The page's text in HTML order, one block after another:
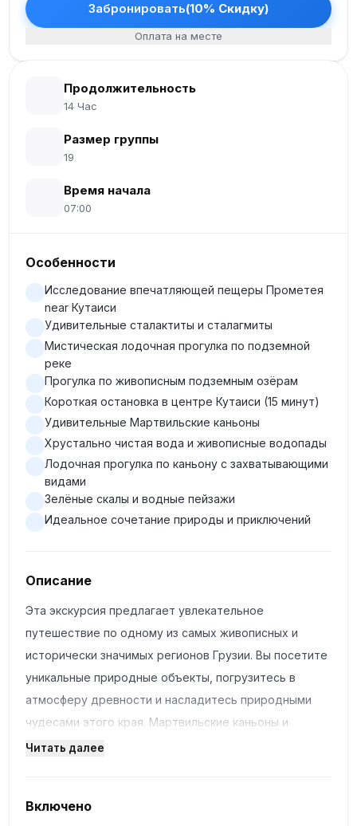
Забронировать(10% Cкидку)
Оплата на месте
Продолжительность
14 Час
Размер группы
19
Время начала
07:00
Особенности
Исследование впечатляющей пещеры Прометея
near Кутаиси
Удивительные сталактиты и сталагмиты
Мистическая лодочная прогулка по подземной
реке
Прогулка по живописным подземным озёрам
Короткая остановка в центре Кутаиси (15 минут)
Удивительные Мартвильские каньоны
Хрустально чистая вода и живописные водопады
Лодочная прогулка по каньону с захватывающими
видами
Зелёные скалы и водные пейзажи
Идеальное сочетание природы и приключений
Описание
Эта экскурсия предлагает увлекательное
путешествие по одному из самых живописных и
исторически значимых регионов Грузии. Вы посетите
уникальные природные объекты, погрузитесь в
атмосферу древности и насладитесь природными
чудесами этого края. Мартвильские каньоны и
пещера Прометея — это места, которые оставят у
Читать далее
Включено